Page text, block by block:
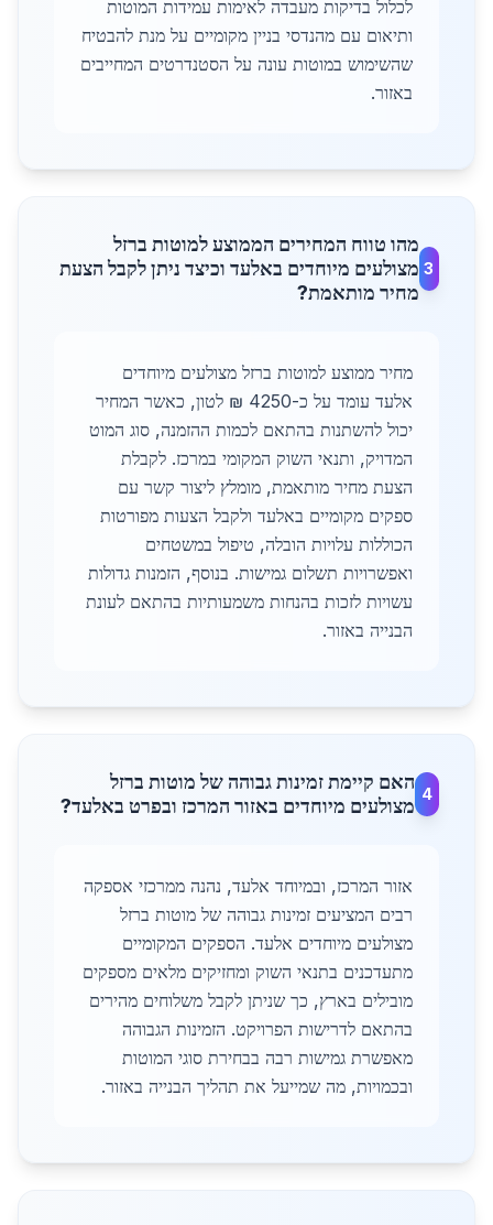
לכלול בדיקות מעבדה לאימות עמידות המוטות
ותיאום עם מהנדסי בניין מקומיים על מנת להבטיח
שהשימוש במוטות עונה על הסטנדרטים המחייבים
באזור.
3
מהו טווח המחירים הממוצע למוטות ברזל
מצולעים מיוחדים באלעד וכיצד ניתן לקבל הצעת
מחיר מותאמת?
מחיר ממוצע למוטות ברזל מצולעים מיוחדים
אלעד עומד על כ-4250 ₪ לטון, כאשר המחיר
יכול להשתנות בהתאם לכמות ההזמנה, סוג המוט
המדויק, ותנאי השוק המקומי במרכז. לקבלת
הצעת מחיר מותאמת, מומלץ ליצור קשר עם
ספקים מקומיים באלעד ולקבל הצעות מפורטות
הכוללות עלויות הובלה, טיפול במשטחים
ואפשרויות תשלום גמישות. בנוסף, הזמנות גדולות
עשויות לזכות בהנחות משמעותיות בהתאם לעונת
הבנייה באזור.
4
האם קיימת זמינות גבוהה של מוטות ברזל
מצולעים מיוחדים באזור המרכז ובפרט באלעד?
אזור המרכז, ובמיוחד אלעד, נהנה ממרכזי אספקה
רבים המציעים זמינות גבוהה של מוטות ברזל
מצולעים מיוחדים אלעד. הספקים המקומיים
מתעדכנים בתנאי השוק ומחזיקים מלאים מספקים
מובילים בארץ, כך שניתן לקבל משלוחים מהירים
בהתאם לדרישות הפרויקט. הזמינות הגבוהה
מאפשרת גמישות רבה בבחירת סוגי המוטות
ובכמויות, מה שמייעל את תהליך הבנייה באזור.